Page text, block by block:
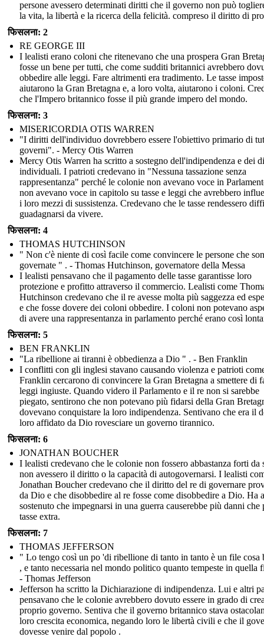
persone avessero determinati diritti che il governo non può
la vita, la libertà e la ricerca della felicità. compreso il diritto di
फिसलना: 2
RE GEORGE III
I lealisti erano coloni che ritenevano che una prospera Gran
fosse un bene per tutti, che come sudditi britannici avrebbero
obbedire alle leggi. Fare altrimenti era tradimento. Le tasse
aiutarono la Gran Bretagna e, a loro volta, aiutarono i coloni.
che l'Impero britannico fosse il più grande impero del mondo.
फिसलना: 3
MISERICORDIA OTIS WARREN
"I diritti dell'individuo dovrebbero essere l'obiettivo primario di
governi". - Mercy Otis Warren
Mercy Otis Warren ha scritto a sostegno dell'indipendenza e dei
individuali. I patrioti credevano in "Nessuna tassazione senza
rappresentanza" perché le colonie non avevano voce in
non avevano voce in capitolo su tasse e leggi che avrebbero
i loro mezzi di sussistenza. Credevano che le tasse rendessero
guadagnarsi da vivere.
फिसलना: 4
THOMAS HUTCHINSON
" Non c'è niente di così facile come convincere le persone che
governate " . - Thomas Hutchinson, governatore della Messa
I lealisti pensavano che il pagamento delle tasse garantisse loro
protezione e profitto attraverso il commercio. Lealisti come
Hutchinson credevano che il re avesse molta più saggezza ed
e che fosse dovere dei coloni obbedire. I coloni non potevano
di avere una rappresentanza in parlamento perché erano così
फिसलना: 5
BEN FRANKLIN
"La ribellione ai tiranni è obbedienza a Dio " . - Ben Franklin
I conflitti con gli inglesi stavano causando violenza e patrioti
Franklin cercarono di convincere la Gran Bretagna a smettere di
leggi ingiuste. Quando videro il Parlamento e il re non si sarebbe
piegato, sentirono che non potevano più fidarsi della Gran
dovevano conquistare la loro indipendenza. Sentivano che era il
loro affidato da Dio rovesciare un governo tirannico.
फिसलना: 6
JONATHAN BOUCHER
I lealisti credevano che le colonie non fossero abbastanza forti da
non avessero il diritto o la capacità di autogovernarsi. I lealisti
Jonathan Boucher credevano che il diritto del re di governare
da Dio e che disobbedire al re fosse come disobbedire a Dio. Ha
sostenuto che impegnarsi in una guerra causerebbe più danni che
tasse extra.
फिसलना: 7
THOMAS JEFFERSON
" Lo tengo così un po 'di ribellione di tanto in tanto è un file cosa
, e tanto necessaria nel mondo politico quanto tempeste in quella
- Thomas Jefferson
Jefferson ha scritto la Dichiarazione di indipendenza. Lui e altri
pensavano che le colonie avrebbero dovuto essere in grado di
proprio governo. Sentiva che il governo britannico stava
loro crescita economica, negando loro le libertà civili e che il
dovesse venire dal popolo .